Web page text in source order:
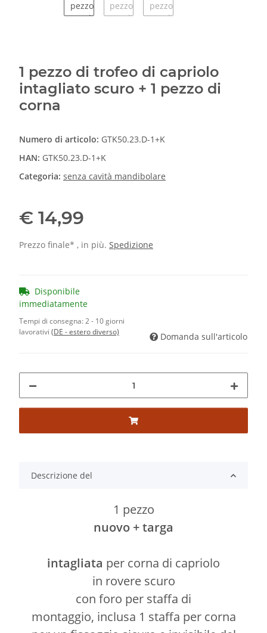
1 pezzo di trofeo di capriolo
intagliato scuro + 1 pezzo di
corna
Numero di articolo: GTK50.23.D-1+K
HAN: GTK50.23.D-1+K
Categoria: senza cavità mandibolare
€ 14,99
Prezzo finale* , in più. Spedizione
Disponibile
immediatamente
Tempi di consegna:2 - 10 giorni
lavorativi (DE - estero diverso) Domanda sull'articolo
Descrizione del
1 pezzo
nuovo + targa
intagliata per corna di capriolo
in rovere scuro
con foro per staffa di
montaggio, inclusa 1 staffa per corna